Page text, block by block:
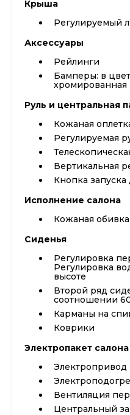
Крыша
Регулируемый
Аксессуары
Рейлинги
Бамперы: в
хромированная
Руль и центральная
Кожаная
Регулируемая
Вертикальная
Кнопка запуска
Исполнение салона
Кожаная обивка
Сиденья
Регулировка
Регулировка
высоте
Второй ряд
соотношении
Карманы на
Коврики
Электропакет салона
Электропривод
Вентиляция
Центральный